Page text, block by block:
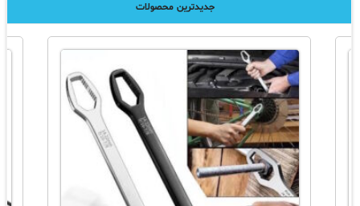
جدیدترین محصولات